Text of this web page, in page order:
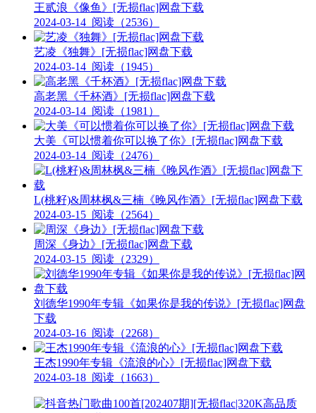
王贰浪《像鱼》[无损flac]网盘下载
2024-03-14 阅读（2536）
艺凌《独舞》[无损flac]网盘下载
2024-03-14 阅读（1945）
高老黑《千杯酒》[无损flac]网盘下载
2024-03-14 阅读（1981）
大美《可以惯着你可以换了你》[无损flac]网盘下载
2024-03-14 阅读（2476）
L(桃籽)&周林枫&三楠《晚风作酒》[无损flac]网盘下载
2024-03-15 阅读（2564）
周深《身边》[无损flac]网盘下载
2024-03-15 阅读（2329）
刘德华1990年专辑《如果你是我的传说》[无损flac]网盘
下载
2024-03-16 阅读（2268）
王杰1990年专辑《流浪的心》[无损flac]网盘下载
2024-03-18 阅读（1663）